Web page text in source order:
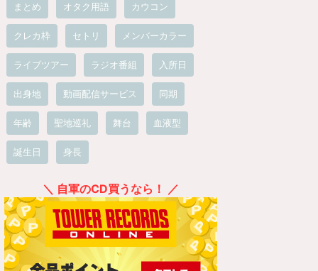
まとめ オタク用語 カウコン
クレカ枠 セトリ メンバーカラー
ライブツアー ラジオ番組 入所日
出身地 動画配信サービス 同期
年齢 聖地巡礼 舞台 血液型
誕生日 身長
＼ 自軍のCD買うなら！ ／